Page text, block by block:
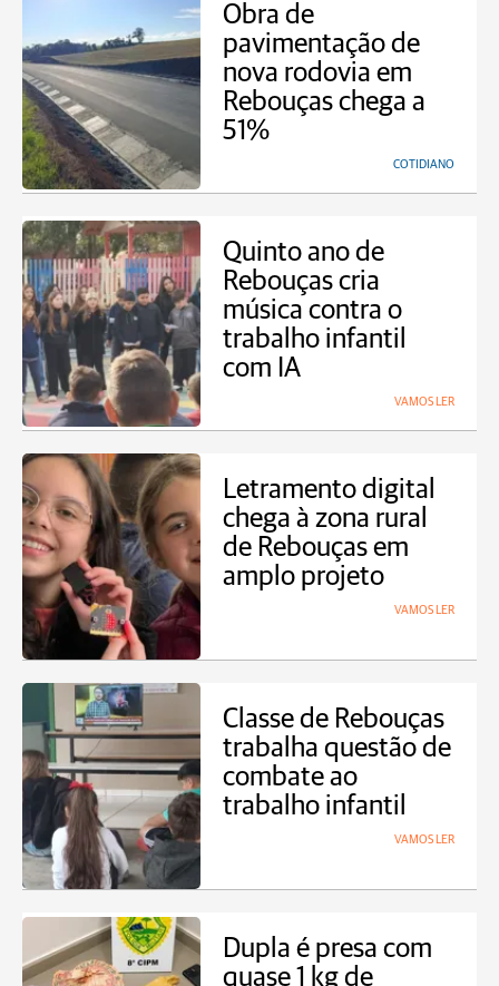
Obra de
pavimentação de
nova rodovia em
Rebouças chega a
51%
COTIDIANO
Quinto ano de
Rebouças cria
música contra o
trabalho infantil
com IA
VAMOS LER
Letramento digital
chega à zona rural
de Rebouças em
amplo projeto
VAMOS LER
Classe de Rebouças
trabalha questão de
combate ao
trabalho infantil
VAMOS LER
Dupla é presa com
quase 1 kg de